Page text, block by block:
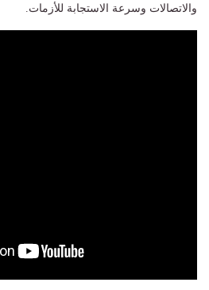
والاتصالات وسرعة الاستجابة للأزمات.